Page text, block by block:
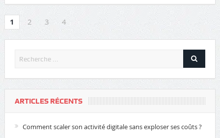
1 2 3 4
ARTICLES RÉCENTS
Comment scaler son activité digitale sans exploser ses coûts ?